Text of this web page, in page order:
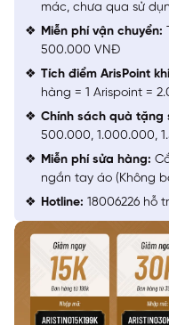
mác, chưa qua sử
Miễn phí vận chuyển:
500.000 VNĐ
Tích điểm ArisPoint
hàng = 1 Arispoint =
Chính sách quà tặng
500.000, 1.000.000,
Miễn phí sửa hàng:
ngắn tay áo (Không
Hotline: 18006226 hỗ